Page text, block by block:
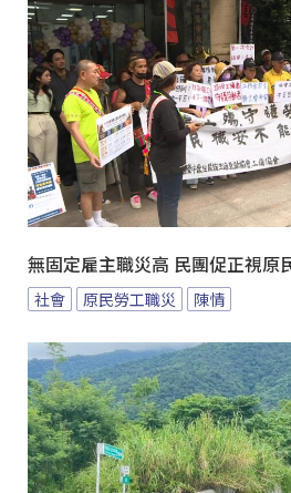
無固定雇主職災高 民團促正視原
社會 原民勞工職災 陳情